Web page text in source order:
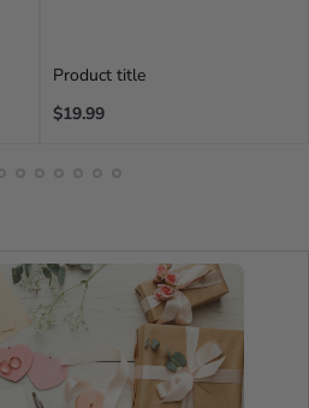
Product title
Regular
$19.99